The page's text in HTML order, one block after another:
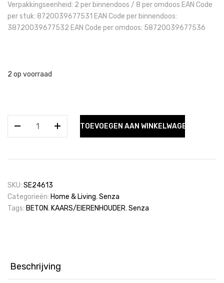
Verpakkingseenheid: 2 per binnendoos / 8 per omdoos EAN Code
per stuk: 8720039677531 EAN Code per binnendoos:
38720039677532 EAN Code per omdoos: 58720039677536
2 op voorraad
BETONNEN
TOEVOEGEN AAN WINKELWAGEN
SKU: SE24613
Categorieën: Home & Living,Senza
Tags: BETON, KAARS/EIERENHOUDER,Senza
Beschrijving